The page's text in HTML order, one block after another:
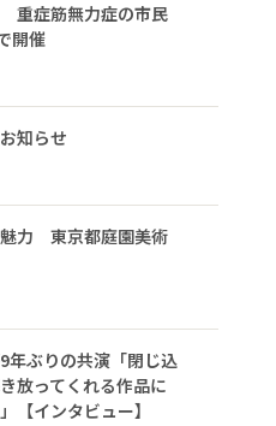
重症筋無力症の市民
開催
知らせ
魅力 東京都庭園美術
年ぶりの共演「閉じ込
放ってくれる作品に
インタビュー】